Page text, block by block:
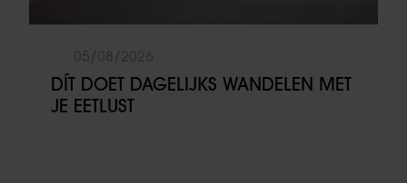
DÍT DOET DAGELIJKS WANDELEN MET
JE EETLUST